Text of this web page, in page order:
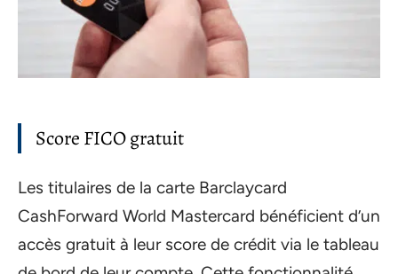
Score FICO gratuit
Les titulaires de la carte Barclaycard
CashForward World Mastercard bénéficient d’un
accès gratuit à leur score de crédit via le tableau